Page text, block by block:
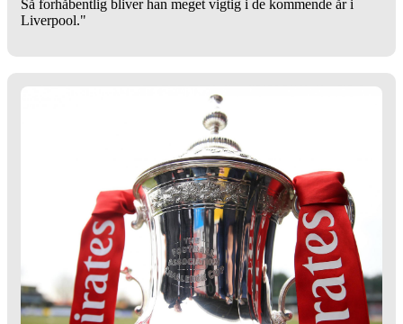
Så forhåbentlig bliver han meget vigtig i de kommende år i
Liverpool."